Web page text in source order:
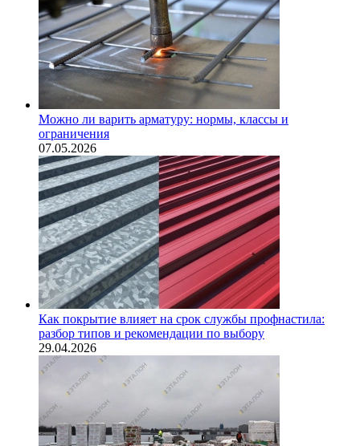
Можно ли варить арматуру: нормы, классы и
ограничения
07.05.2026
Как покрытие влияет на срок службы профнастила:
разбор типов и рекомендации по выбору
29.04.2026